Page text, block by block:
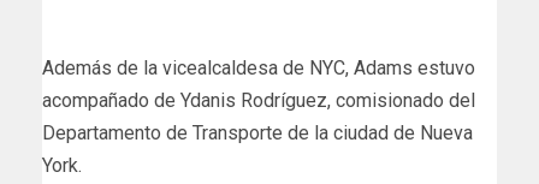
Además de la vicealcaldesa de NYC, Adams estuvo
acompañado de Ydanis Rodríguez, comisionado del
Departamento de Transporte de la ciudad de Nueva
York.